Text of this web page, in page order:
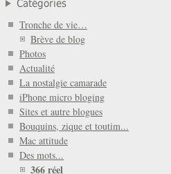
Catégories
Tronche de vie…
Brève de blog
Photos
Actualité
La nostalgie camarade
iPhone micro bloging
Sites et autre blogues
Bouquins, zique et toutim...
Mac attitude
Des mots...
366 réel